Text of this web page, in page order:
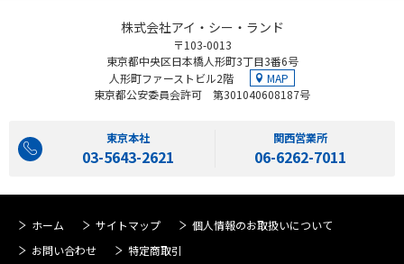
株式会社アイ・シー・ランド
〒103-0013
東京都中央区日本橋人形町3丁目3番6号
人形町ファーストビル2階
MAP
東京都公安委員会許可 第301040608187号
東京本社
03-5643-2621
関西営業所
06-6262-7011
ホーム サイトマップ
個人情報のお取扱いについて
お問い合わせ
特定商取引